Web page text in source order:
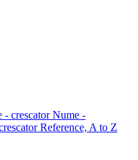
- crescatorNume -
Reference, A to Z